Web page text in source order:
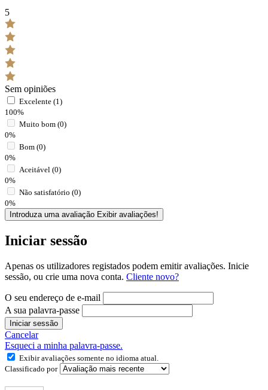
5
Sem opiniões
Excelente (1)
100%
Muito bom (0)
0%
Bom (0)
0%
Aceitável (0)
0%
Não satisfatório (0)
0%
Introduza uma avaliação Exibir avaliações!
Iniciar sessão
Apenas os utilizadores registados podem emitir avaliações. Inicie
sessão, ou crie uma nova conta. Cliente novo?
O seu endereço de e-mail
A sua palavra-passe
Iniciar sessão
Cancelar
Esqueci a minha palavra-passe.
Exibir avaliações somente no idioma atual.
Classificado por